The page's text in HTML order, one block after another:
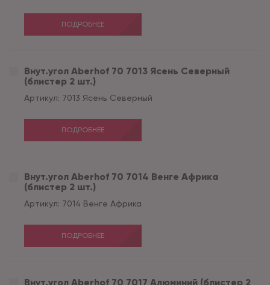
ПОДРОБНЕЕ
Внут.угол Aberhof 70 7013 Ясень Северный
(блистер 2 шт.)
Артикул: 7013 Ясень Северный
ПОДРОБНЕЕ
Внут.угол Aberhof 70 7014 Венге Африка
(блистер 2 шт.)
Артикул: 7014 Венге Африка
ПОДРОБНЕЕ
Внут.угол Aberhof 70 7017 Алюминий (блистер 2